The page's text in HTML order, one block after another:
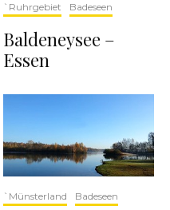
`Ruhrgebiet Badeseen
Baldeneysee –
Essen
`Münsterland Badeseen